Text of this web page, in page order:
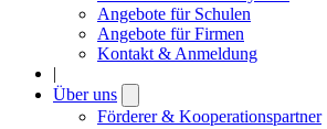
Angebote für Schulen
Angebote für Firmen
Kontakt & Anmeldung
|
Über uns
submenu
Förderer & Kooperationspartner